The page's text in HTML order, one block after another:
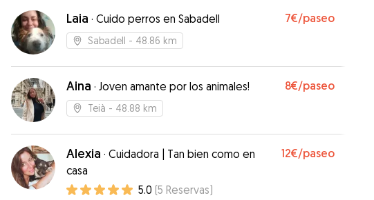
Laia · Cuido perros en Sabadell 7€/paseo
Sabadell - 48.86 km
Aina · Joven amante por los animales! 8€/paseo
Teià - 48.88 km
Alexia · Cuidadora | Tan bien como en
casa
12€/paseo
5.0 (5 Reservas)